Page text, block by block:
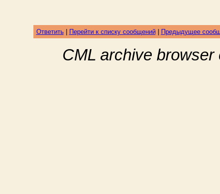
Ответить| Перейти к списку сообщений| Предыдущее
CML archive